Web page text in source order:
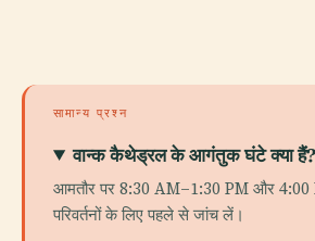
सामान्य प्रश्न
वान्क कैथेड्रल के आगंतुक घंटे क्या हैं?
आमतौर पर 8:30 AM–1:30 PM और 4:00
परिवर्तनों के लिए पहले से जांच लें।